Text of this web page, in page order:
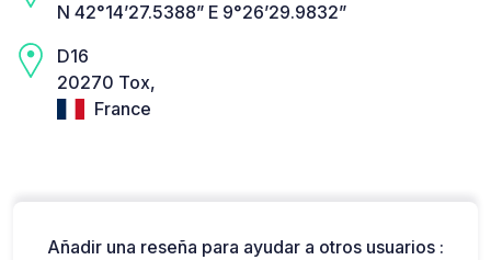
N 42°14’27.5388” E 9°26’29.9832”
D16
20270 Tox,
France
Añadir una reseña para ayudar a otros usuarios :